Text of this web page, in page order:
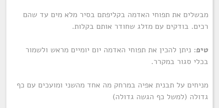
מבשלים את תפוחי האדמה בקליפתם בסיר מלא מים עד שהם
רכים. בודקים עם מזלג שחודר אותם בקלות.
טיפ: ניתן להכין את תפוחי האדמה יום יומיים מראש ולשמור
בכלי סגור במקרר.
מניחים על תבנית אפיה במרחק מה אחד מהשני ומועכים עם כף
גדולה (למשל כף הגשה גדולה)